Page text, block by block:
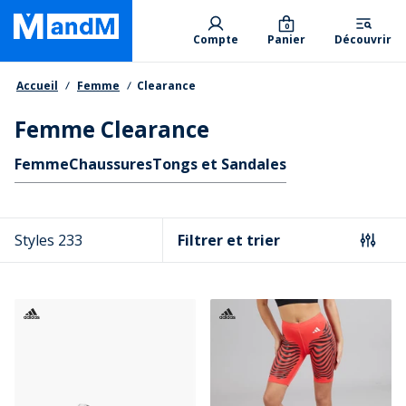
Skip
main
content
Primary departments
Compte Panier
0
Découvrir
Fil d'Ariane
Accueil Femme Clearance
Femme Clearance
Liens rapides
FemmeChaussuresTongs et Sandales
Styles 233 Filtrer et trier